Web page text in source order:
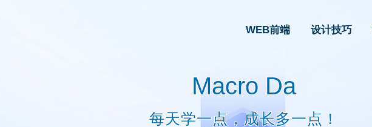
WEB前端 设计技巧
Macro Da
每天学一点，成长多一点！